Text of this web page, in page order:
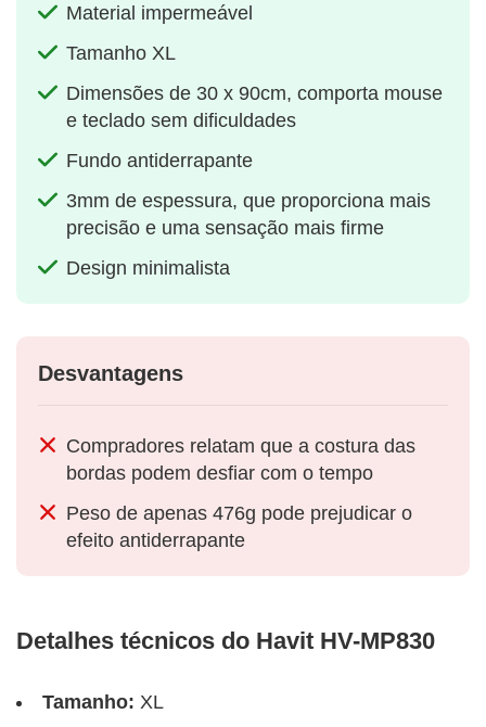
Material impermeável
Tamanho XL
Dimensões de 30 x 90cm, comporta mouse
e teclado sem dificuldades
Fundo antiderrapante
3mm de espessura, que proporciona mais
precisão e uma sensação mais firme
Design minimalista
Desvantagens
Compradores relatam que a costura das
bordas podem desfiar com o tempo
Peso de apenas 476g pode prejudicar o
efeito antiderrapante
Detalhes técnicos do Havit HV-MP830
Tamanho: XL